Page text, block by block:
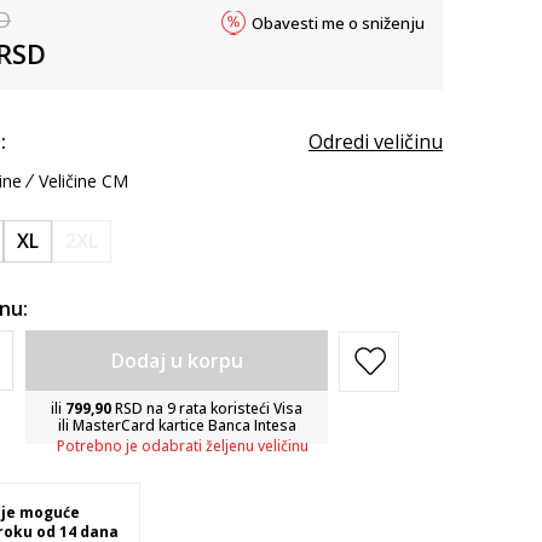
Obavesti me o sniženju
Odredi veličinu
Veličine CM
XL
Dodaj u korpu
ili 799,90RSD na 9 rata koristeći Visa
ili MasterCard kartice Banca Intesa
Potrebno je odabrati željenu veličinu
moguće
od 14 dana